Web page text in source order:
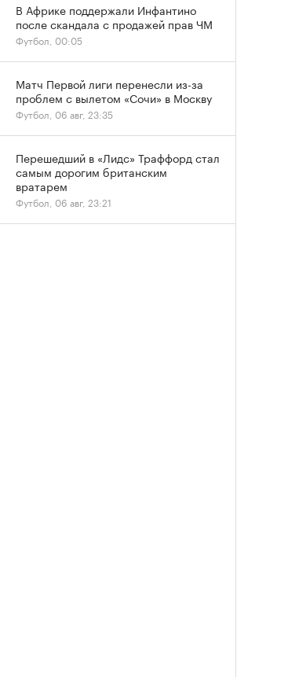
В Африке поддержали Инфантино
после скандала с продажей прав ЧМ
Футбол, 00:05
Матч Первой лиги перенесли из-за
проблем с вылетом «Сочи» в Москву
Футбол, 06 авг, 23:35
Перешедший в «Лидс» Траффорд стал
самым дорогим британским
вратарем
Футбол, 06 авг, 23:21